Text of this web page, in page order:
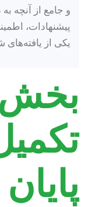
و جامع از آنچه
پیشنهادات،
یکی از